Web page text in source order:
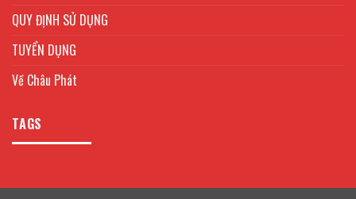
QUY ĐỊNH SỬ DỤNG
TUYỂN DỤNG
Về Châu Phát
TAGS